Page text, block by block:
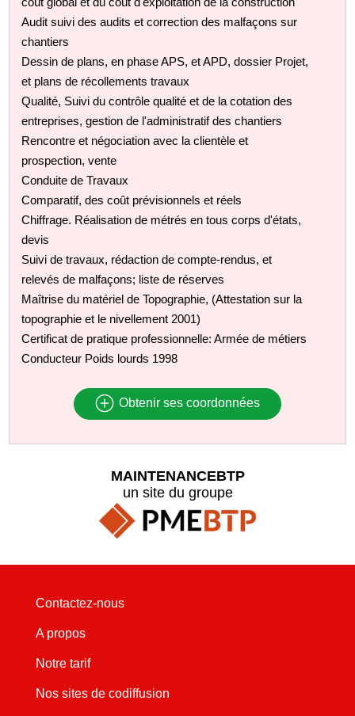
Audit suivi des audits et correction des malfaçons sur
chantiers
Dessin de plans, en phase APS, et APD, dossier Projet,
et plans de récollements travaux
Qualité, Suivi du contrôle qualité et de la cotation des
entreprises, gestion de l'administratif des chantiers
Rencontre et négociation avec la clientèle et
prospection, vente
Conduite de Travaux
Comparatif, des coût prévisionnels et réels
Chiffrage. Réalisation de métrés en tous corps d'états,
devis
Suivi de travaux, rédaction de compte-rendus, et
relevés de malfaçons; liste de réserves
Maîtrise du matériel de Topographie, (Attestation sur la
topographie et le nivellement 2001)
Certificat de pratique professionnelle: Armée de métiers
Conducteur Poids lourds 1998
Obtenir ses coordonnées
MAINTENANCEBTP
un site du groupe
Contactez-nous
A propos
Notre tarif
Nos sites de codiffusion